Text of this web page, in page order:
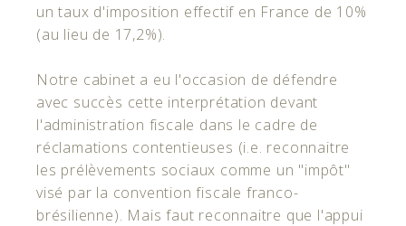
un taux d'imposition effectif en France de 10%
(au lieu de 17,2%).
Notre cabinet a eu l'occasion de défendre
avec succès cette interprétation devant
l'administration fiscale dans le cadre de
réclamations contentieuses (i.e. reconnaitre
les prélèvements sociaux comme un "impôt"
visé par la convention fiscale franco-
brésilienne). Mais faut reconnaitre que l'appui